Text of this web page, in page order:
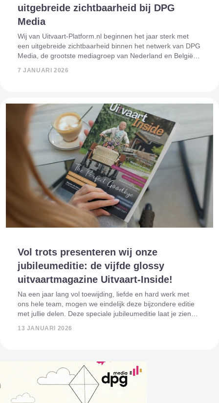
uitgebreide zichtbaarheid bij DPG
Media
Wij van Uitvaart-Platform.nl beginnen het jaar sterk met
een uitgebreide zichtbaarheid binnen het netwerk van DPG
Media, de grootste mediagroep van Nederland en België.
7 JANUARI 2026
Vol trots presenteren wij onze
jubileumeditie: de vijfde glossy
uitvaartmagazine Uitvaart-Inside!
Na een jaar lang vol toewijding, liefde en hard werk met
ons hele team, mogen we eindelijk deze bijzondere editie
met jullie delen. Deze speciale jubileumeditie laat je zien
13 JANUARI 2026